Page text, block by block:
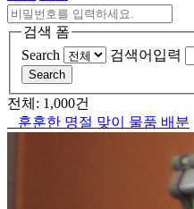
검색 폼
Search
검색어입력
Search
전체: 1,000건
훈훈한 명절 맞이 물품 배분